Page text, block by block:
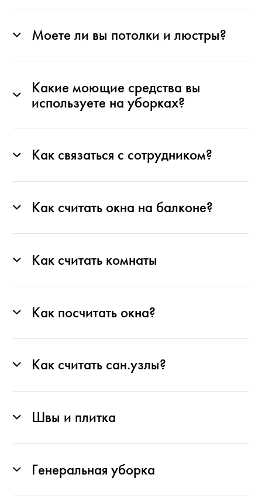
Моете ли вы потолки и люстры?
Какие моющие средства вы
используете на уборках?
Как связаться с сотрудником?
Как считать окна на балконе?
Как считать комнаты
Как посчитать окна?
Как считать сан.узлы?
Швы и плитка
Генеральная уборка